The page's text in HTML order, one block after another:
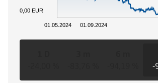
01.05.2024 01.09.2024
0,00 EUR
-